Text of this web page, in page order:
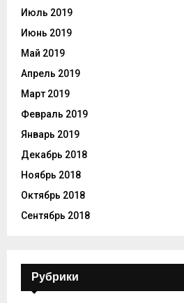
Июль 2019
Июнь 2019
Май 2019
Апрель 2019
Март 2019
Февраль 2019
Январь 2019
Декабрь 2018
Ноябрь 2018
Октябрь 2018
Сентябрь 2018
Рубрики